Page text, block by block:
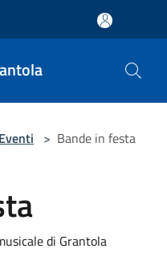
Eventi > Bande in festa
di Grantola